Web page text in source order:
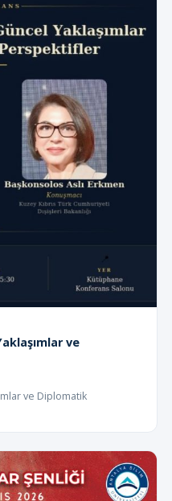
ve
ve Diplomatik